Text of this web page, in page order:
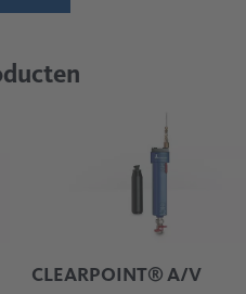
CLEARPOINT® A/V